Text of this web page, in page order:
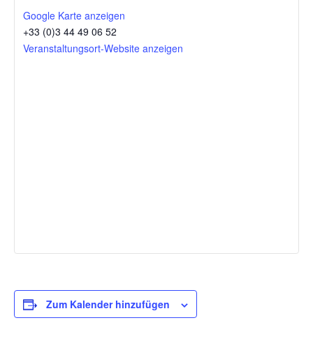
Google Karte anzeigen
+33 (0)3 44 49 06 52
Veranstaltungsort-Website anzeigen
Zum Kalender hinzufügen